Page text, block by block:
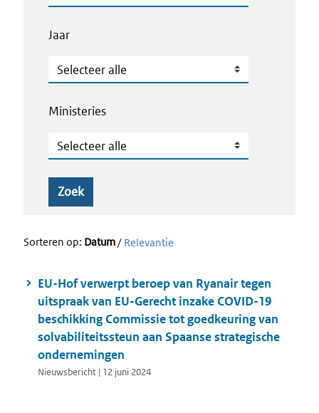
Jaar
Jaar
Ministeries
Ministeries
Zoek
Sorteren op: Datum/ Relevantie
EU-Hof verwerpt beroep van Ryanair tegen
uitspraak van EU-Gerecht inzake COVID-19
beschikking Commissie tot goedkeuring van
solvabiliteitssteun aan Spaanse strategische
ondernemingen
Nieuwsbericht | 12 juni 2024